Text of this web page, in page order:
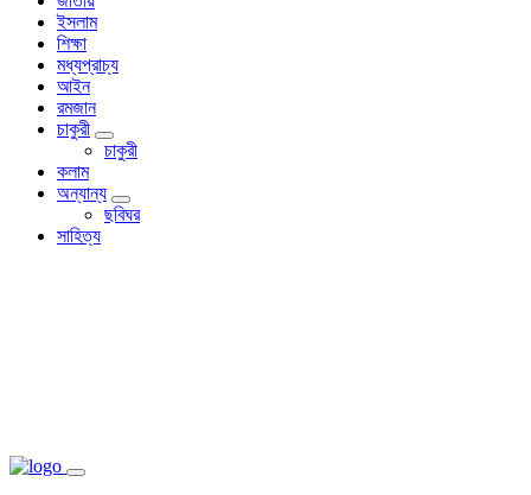
ইসলাম
শিক্ষা
মধ্যপ্রাচ্য
আইন
রমজান
চাকুরী
চাকুরী
কলাম
অন্যান্য
ছবিঘর
সাহিত্য